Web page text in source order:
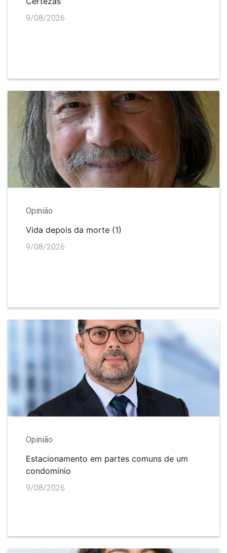
9/08/2026
Opinião
Vida depois da morte (1)
9/08/2026
Opinião
Estacionamento em partes comuns de um
condomínio
9/08/2026